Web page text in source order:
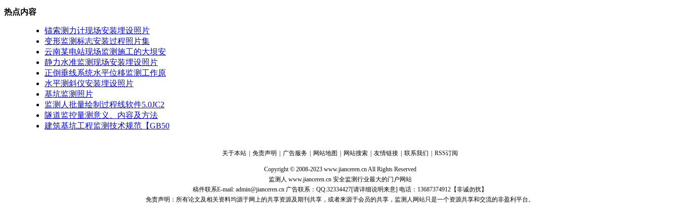
热点内容
锚索测力计现场安装埋设照片
变形监测标志安装过程照片集
云南某电站现场监测施工的大坝安
静力水准监测现场安装埋设照片
正倒垂线系统水平位移监测工作原
水平测斜仪安装埋设照片
基坑监测照片
监测人批量绘制过程线软件5.0JC2
隧道监控量测意义、内容及方法
建筑基坑工程监测技术规范【GB50
关于本站 免责声明 广告服务 网站地图 网站搜索 友情链接 联系我们 RSS订阅
Copyright © 2008-2023 www.jianceren.cn All Rights Reserved
监测人 www.jianceren.cn 安全监测行业最大的门户网站
稿件联系E-mail: admin@jianceren.cn 广告联系：QQ:32334427[请详细说明来意] 电话：13687374912【非诚勿扰】
免责声明：所有论文及相关资料均源于网上的共享资源及期刊共享，或者来源于会员的共享，监测人网站只是一个资源共享和交流的非盈利平台。